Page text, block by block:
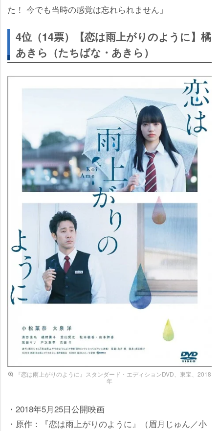
た！ 今でも当時の感覚は忘れられません」
4位（14票）【恋は雨上がりのように】橘
あきら（たちばな・あきら）
『恋は雨上がりのように』スタンダード・エディションDVD、東宝、2018
年
・2018年5月25日公開映画
・原作：『恋は雨上がりのように』（眉月じゅん／小